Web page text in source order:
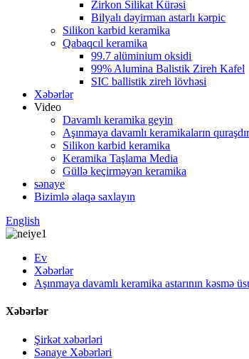
Zirkon Silikat Kürəsi
Bilyalı dəyirman astarlı kərpic
Silikon karbid keramika
Qabaqcıl keramika
99.7 alüminium oksidi
99% Alumina Balistik Zireh Kafel
SIC ballistik zireh lövhəsi
Xəbərlər
Video
Davamlı keramika geyin
Aşınmaya davamlı keramikaların
Silikon karbid keramika
Keramika Taşlama Media
Güllə keçirməyən keramika
sənaye
Bizimlə əlaqə saxlayın
English
Ev
Xəbərlər
Aşınmaya davamlı keramika astarının kəsmə
Xəbərlər
Şirkət xəbərləri
Sənaye Xəbərləri